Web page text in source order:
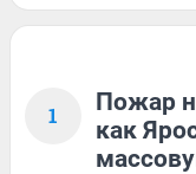
1
Пожар
как